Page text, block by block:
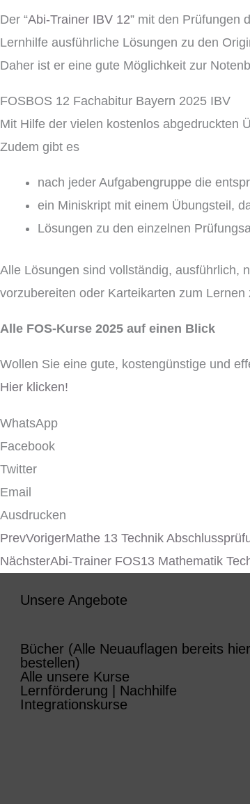
Der “Abi-Trainer IBV 12” mit den Prüfungen
Lernhilfe ausführliche Lösungen zu den
Daher ist er eine gute Möglichkeit zur
FOSBOS 12 Fachabitur Bayern 2025 IBV
Mit Hilfe der vielen kostenlos abgedruckten
Zudem gibt es
nach jeder Aufgabengruppe die
ein Miniskript mit einem Übungsteil,
Lösungen zu den einzelnen
Alle Lösungen sind vollständig, ausführlich,
vorzubereiten oder Karteikarten zum Lernen
Alle FOS-Kurse 2025 auf einen Blick
Wollen Sie eine gute, kostengünstige und
Hier klicken!
WhatsApp
Facebook
Twitter
Email
Ausdrucken
PrevVorigerMathe 13 Technik
NächsterAbi-Trainer FOS13 Mathematik
Unsere Angebote
Bücher (Alle Neuauflagen bereits hier
bestellen)
Alle unsere Kurse
Lernförderung | Nachhilfe
Integrationskurse